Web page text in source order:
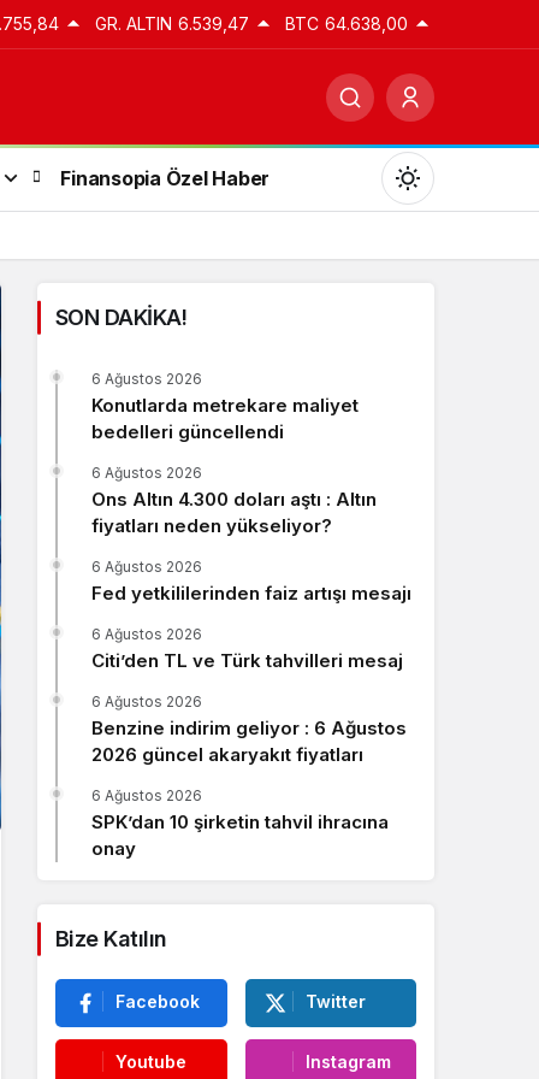
GR. ALTIN 6.539,47 BTC 64.638,00
Finansopia Özel Haber
Gündüz modunu seçin.
Gece Modu
Gece modunu seçin.
Sistem Modu
Sistem modunu seçin.
SON DAKİKA!
Konutlarda metrekare maliyet
bedelleri güncellendi
6 Ağustos 2026
Ons Altın 4.300 doları aştı : Altın
fiyatları neden yükseliyor?
6 Ağustos 2026
Fed yetkililerinden faiz artışı mesajı
6 Ağustos 2026
Citi’den TL ve Türk tahvilleri mesaj
6 Ağustos 2026
Benzine indirim geliyor : 6 Ağustos
2026 güncel akaryakıt fiyatları
6 Ağustos 2026
SPK’dan 10 şirketin tahvil ihracına
onay
6 Ağustos 2026
Bize Katılın
Facebook Twitter
Youtube Instagram